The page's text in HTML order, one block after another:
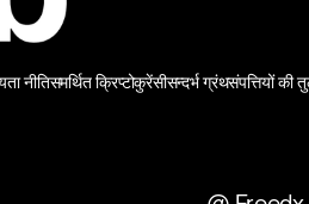
नीतिसमर्थित क्रिप्टोकुरेंसीसन्दर्भ ग्रंथसंपत्तियों की